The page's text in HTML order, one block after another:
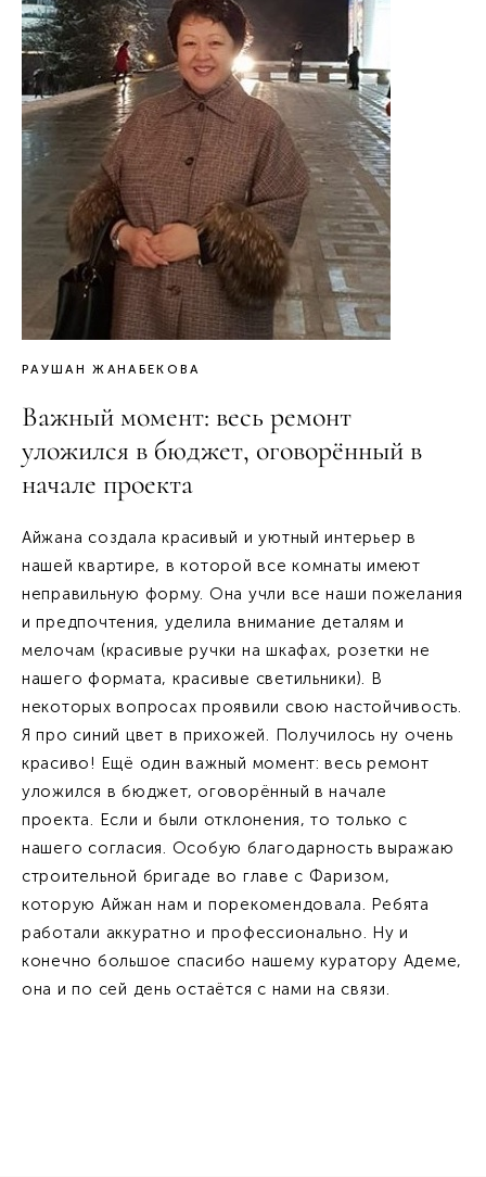
РАУШАН ЖАНАБЕКОВА
Важный момент: весь ремонт
уложился в бюджет, оговорённый в
начале проекта
Айжана создала красивый и уютный интерьер в
нашей квартире, в которой все комнаты имеют
неправильную форму. Она учли все наши пожелания
и предпочтения, уделила внимание деталям и
мелочам (красивые ручки на шкафах, розетки не
нашего формата, красивые светильники). В
некоторых вопросах проявили свою настойчивость.
Я про синий цвет в прихожей. Получилось ну очень
красиво! Ещё один важный момент: весь ремонт
уложился в бюджет, оговорённый в начале
проекта. Если и были отклонения, то только с
нашего согласия. Особую благодарность выражаю
строительной бригаде во главе с Фаризом,
которую Айжан нам и порекомендовала. Ребята
работали аккуратно и профессионально. Ну и
конечно большое спасибо нашему куратору Адеме,
она и по сей день остаётся с нами на связи.